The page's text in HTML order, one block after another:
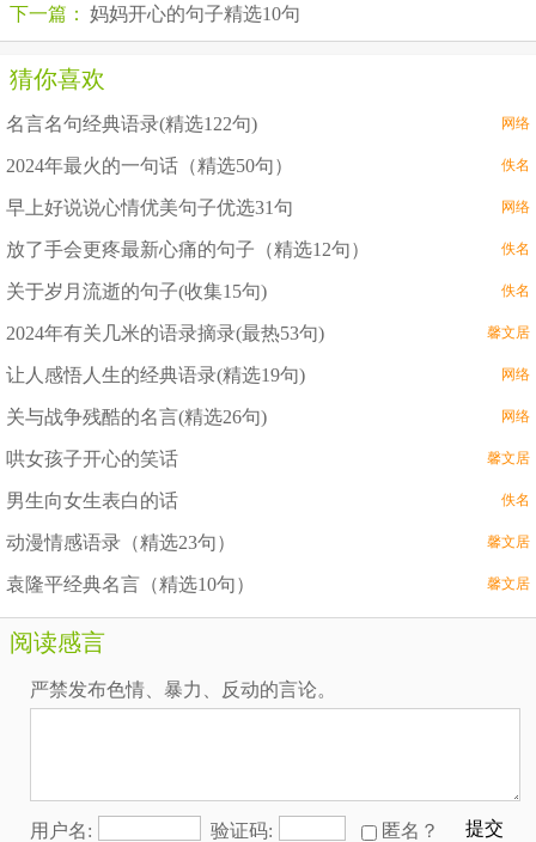
下一篇： 妈妈开心的句子精选10句
猜你喜欢
名言名句经典语录(精选122句) 网络
2024年最火的一句话（精选50句） 佚名
早上好说说心情优美句子优选31句 网络
放了手会更疼最新心痛的句子（精选12句） 佚名
关于岁月流逝的句子(收集15句) 佚名
2024年有关几米的语录摘录(最热53句) 馨文居
让人感悟人生的经典语录(精选19句) 网络
关与战争残酷的名言(精选26句) 网络
哄女孩子开心的笑话 馨文居
男生向女生表白的话 佚名
动漫情感语录（精选23句） 馨文居
袁隆平经典名言（精选10句） 馨文居
阅读感言
严禁发布色情、暴力、反动的言论。
用户名: 验证码: 匿名？
提交